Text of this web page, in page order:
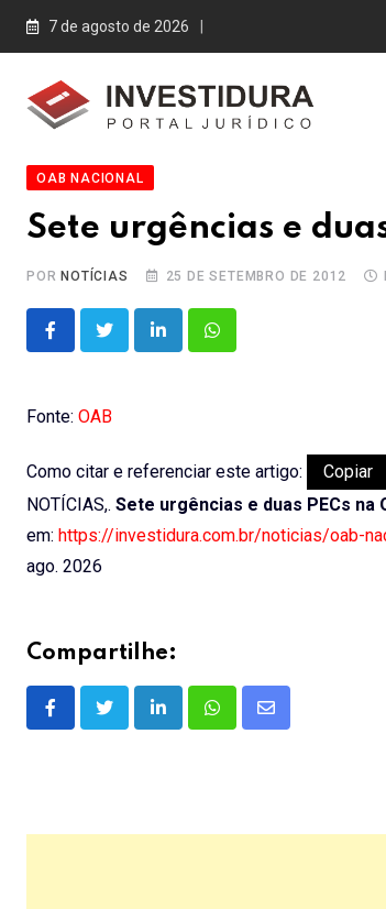
Skip
7 de agosto de 2026
OAB NACIONAL
Sete urgências e
PORNOTÍCIAS 25 DE SETEMBRO DE 2012
LinkedInWhatsapp
Fonte: OAB
Como citar e referenciar este artigo:
Copiar
NOTÍCIAS,. Sete urgências e duas PECs na
em: https://investidura.com.br/noticias/oab-
ago. 2026
Compartilhe:
LinkedInWhatsappShare